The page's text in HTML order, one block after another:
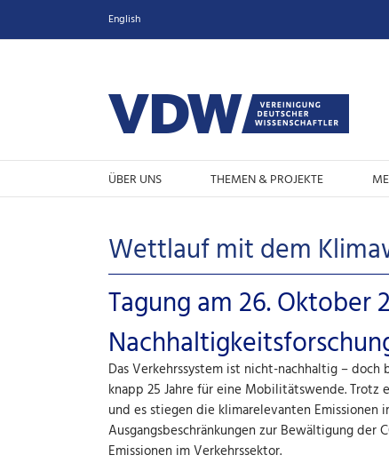
English
ÜBER UNS THEMEN & PROJEKTE
Wettlauf mit dem
Tagung am 26.
Das Verkehrssystem ist nicht-nachhaltig – doch
knapp 25 Jahre für eine Mobilitätswende.
und es stiegen die klimarelevanten
Ausgangsbeschränkungen zur Bewältigung
Emissionen im Verkehrssektor.